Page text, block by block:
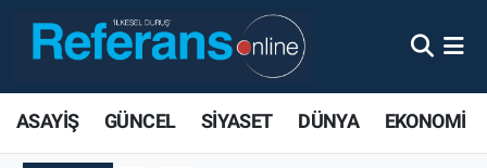
ASAYİŞ GÜNCEL SİYASET DÜNYA EKONOMİ